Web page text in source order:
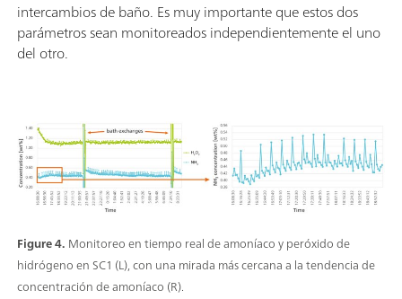
intercambios de baño. Es muy importante que estos dos
parámetros sean monitoreados independientemente el uno
del otro.
Figure 4. Monitoreo en tiempo real de amoníaco y peróxido de
hidrógeno en SC1 (L), con una mirada más cercana a la tendencia de
concentración de amoníaco (R).